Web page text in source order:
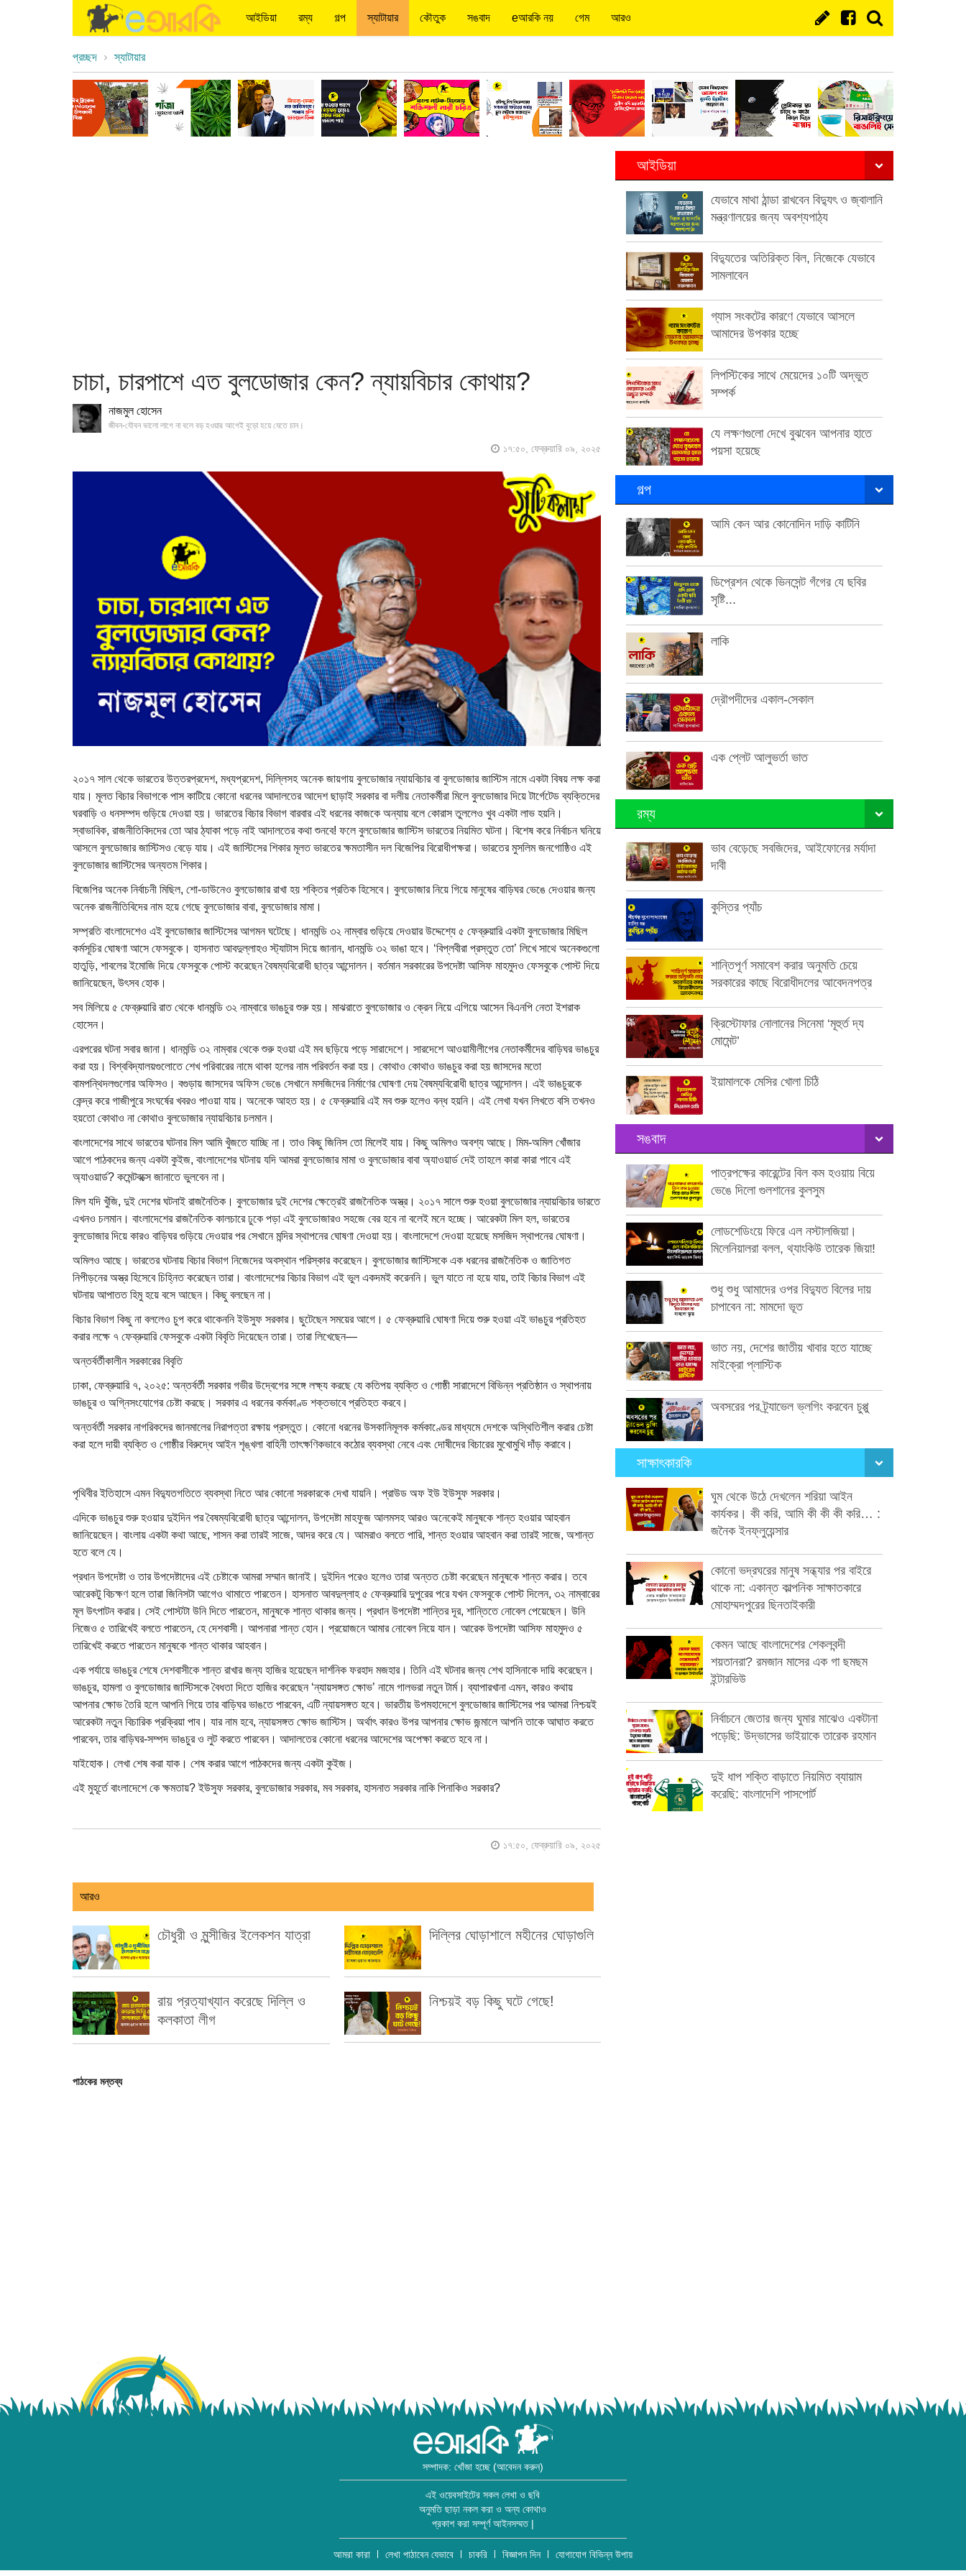
আইডিয়া রম্য গল্প স্যাটায়ার কৌতুক সঙবাদ eআরকি নয় গেম আরও
প্রচ্ছদ স্যাটায়ার
চাচা, চারপাশে এত বুলডোজার কেন? ন্যায়বিচার কোথায়?
নাজমুল হোসেন
জীবন-যৌবন ভালো লাগে না বলে বড় হওয়ার আগেই বুড়ো হয়ে যেতে চান।
১৭:৫০, ফেব্রুয়ারি ০৯, ২০২৫
২০১৭ সাল থেকে ভারতের উত্তরপ্রদেশ, মধ্যপ্রদেশ, দিল্লিসহ অনেক জায়গায় বুলডোজার ন্যায়বিচার বা বুলডোজার জাস্টিস নামে একটা বিষয় লক্ষ করা
যায়। মূলত বিচার বিভাগকে পাস কাটিয়ে কোনো ধরনের আদালতের আদেশ ছাড়াই সরকার বা দলীয় নেতাকর্মীরা মিলে বুলডোজার দিয়ে টার্গেটেড ব্যক্তিদের
ঘরবাড়ি ও ধনসম্পদ গুড়িয়ে দেওয়া হয়। ভারতের বিচার বিভাগ বারবার এই ধরনের কাজকে অন্যায় বলে কোরাস তুললেও খুব একটা লাভ হয়নি।
স্বাভাবিক, রাজনীতিবিদদের তো আর ঠ্যাকা পড়ে নাই আদালতের কথা শুনবে! ফলে বুলডোজার জাস্টিস ভারতের নিয়মিত ঘটনা। বিশেষ করে নির্বাচন ঘনিয়ে
আসলে বুলডোজার জাস্টিসও বেড়ে যায়। এই জাস্টিসের শিকার মূলত ভারতের ক্ষমতাসীন দল বিজেপির বিরোধীপক্ষরা। ভারতের মুসলিম জনগোষ্ঠিও এই
বুলডোজার জাস্টিসের অন্যতম শিকার।
বিজেপির অনেক নির্বাচনী মিছিল, শো-ডাউনেও বুলডোজার রাখা হয় শক্তির প্রতিক হিসেবে। বুলডোজার নিয়ে গিয়ে মানুষের বাড়িঘর ভেঙে দেওয়ার জন্য
অনেক রাজনীতিবিদের নাম হয়ে গেছে বুলডোজার বাবা, বুলডোজার মামা।
সম্প্রতি বাংলাদেশেও এই বুলডোজার জাস্টিসের আগমন ঘটেছে। ধানমন্ডি ৩২ নাম্বার গুড়িয়ে দেওয়ার উদ্দেশ্যে ৫ ফেব্রুয়ারি একটা বুলডোজার মিছিল
কর্মসূচির ঘোষণা আসে ফেসবুকে। হাসনাত আবদুল্লাহও স্ট্যাটাস দিয়ে জানান, ধানমন্ডি ৩২ ভাঙা হবে। ‘বিপ্লবীরা প্রস্তুত তো’ লিখে সাথে অনেকগুলো
হাতুড়ি, শাবলের ইমোজি দিয়ে ফেসবুকে পোস্ট করেছেন বৈষম্যবিরোধী ছাত্র আন্দোলন। বর্তমান সরকারের উপদেষ্টা আসিফ মাহমুদও ফেসবুকে পোস্ট দিয়ে
জানিয়েছেন, উৎসব হোক।
সব মিলিয়ে ৫ ফেব্রুয়ারি রাত থেকে ধানমন্ডি ৩২ নাম্বারে ভাঙচুর শুরু হয়। মাঝরাতে বুলডোজার ও ক্রেন নিয়ে এগিয়ে আসেন বিএনপি নেতা ইশরাক
হোসেন।
এরপরের ঘটনা সবার জানা। ধানমন্ডি ৩২ নাম্বার থেকে শুরু হওয়া এই মব ছড়িয়ে পড়ে সারাদেশে। সারদেশে আওয়ামীলীগের নেতাকর্মীদের বাড়িঘর ভাঙচুর
করা হয়। বিশ্ববিদ্যালয়গুলোতে শেখ পরিবারের নামে থাকা হলের নাম পরিবর্তন করা হয়। কোথাও কোথাও ভাঙচুর করা হয় জাসদের মতো
বামপন্থিদলগুলোর অফিসও। বগুড়ায় জাসদের অফিস ভেঙে সেখানে মসজিদের নির্মাণের ঘোষণা দেয় বৈষম্যবিরোধী ছাত্র আন্দোলন। এই ভাঙচুরকে
কেন্দ্র করে গাজীপুরে সংঘর্ষের খবরও পাওয়া যায়। অনেকে আহত হয়। ৫ ফেব্রুয়ারি এই মব শুরু হলেও বন্ধ হয়নি। এই লেখা যখন লিখতে বসি তখনও
হয়তো কোথাও না কোথাও বুলডোজার ন্যায়বিচার চলমান।
বাংলাদেশের সাথে ভারতের ঘটনার মিল আমি খুঁজতে যাচ্ছি না। তাও কিছু জিনিস তো মিলেই যায়। কিছু অমিলও অবশ্য আছে। মিম-অমিল খোঁজার
আগে পাঠকদের জন্য একটা কুইজ, বাংলাদেশের ঘটনায় যদি আমরা বুলডোজার মামা ও বুলডোজার বাবা অ্যাওয়ার্ড দেই তাহলে কারা কারা পাবে এই
অ্যাওয়ার্ড? কমেন্টবক্সে জানাতে ভুলবেন না।
মিল যদি খুঁজি, দুই দেশের ঘটনাই রাজনৈতিক। বুলডোজার দুই দেশের ক্ষেত্রেই রাজনৈতিক অস্ত্র। ২০১৭ সালে শুরু হওয়া বুলডোজার ন্যায়বিচার ভারতে
এখনও চলমান। বাংলাদেশের রাজনৈতিক কালচারে ঢুকে পড়া এই বুলডোজারও সহজে বের হবে না বলেই মনে হচ্ছে। আরেকটা মিল হল, ভারতের
বুলডোজার দিয়ে কারও বাড়িঘর গুড়িয়ে দেওয়ার পর সেখানে মন্দির স্থাপনের ঘোষণা দেওয়া হয়। বাংলাদেশে দেওয়া হয়েছে মসজিদ স্থাপনের ঘোষণা।
অমিলও আছে। ভারতের ঘটনায় বিচার বিভাগ নিজেদের অবস্থান পরিস্কার করেছেন। বুলডোজার জাস্টিসকে এক ধরনের রাজনৈতিক ও জাতিগত
নিপীড়নের অস্ত্র হিসেবে চিহ্নিত করেছেন তারা। বাংলাদেশের বিচার বিভাগ এই ভুল একদমই করেননি। ভুল যাতে না হয়ে যায়, তাই বিচার বিভাগ এই
ঘটনায় আপাতত হিমু হয়ে বসে আছেন। কিছু বলছেন না।
বিচার বিভাগ কিছু না বললেও চুপ করে থাকেননি ইউসুফ সরকার। ছুটেছেন সময়ের আগে। ৫ ফেব্রুয়ারি ঘোষণা দিয়ে শুরু হওয়া এই ভাঙচুর প্রতিহত
করার লক্ষে ৭ ফেব্রুয়ারি ফেসবুকে একটা বিবৃতি দিয়েছেন তারা। তারা লিখেছেন—
অন্তর্বর্তীকালীন সরকারের বিবৃতি
ঢাকা, ফেব্রুয়ারি ৭, ২০২৫: অন্তর্বর্তী সরকার গভীর উদ্বেগের সঙ্গে লক্ষ্য করছে যে কতিপয় ব্যক্তি ও গোষ্ঠী সারাদেশে বিভিন্ন প্রতিষ্ঠান ও স্থাপনায়
ভাঙচুর ও অগ্নিসংযোগের চেষ্টা করছে। সরকার এ ধরনের কর্মকাণ্ড শক্তভাবে প্রতিহত করবে।
অন্তর্বর্তী সরকার নাগরিকদের জানমালের নিরাপত্তা রক্ষায় প্রস্তুত। কোনো ধরনের উসকানিমূলক কর্মকাণ্ডের মাধ্যমে দেশকে অস্থিতিশীল করার চেষ্টা
করা হলে দায়ী ব্যক্তি ও গোষ্ঠীর বিরুদ্ধে আইন শৃঙ্খলা বাহিনী তাৎক্ষণিকভাবে কঠোর ব্যবস্থা নেবে এবং দোষীদের বিচারের মুখোমুখি দাঁড় করাবে।
পৃথিবীর ইতিহাসে এমন বিদ্যুতগতিতে ব্যবস্থা নিতে আর কোনো সরকারকে দেখা যায়নি। প্রাউড অফ ইউ ইউসুফ সরকার।
এদিকে ভাঙচুর শুরু হওয়ার দুইদিন পর বৈষম্যবিরোধী ছাত্র আন্দোলন, উপদেষ্টা মাহফুজ আলমসহ আরও অনেকেই মানুষকে শান্ত হওয়ার আহবান
জানিয়েছেন। বাংলায় একটা কথা আছে, শাসন করা তারই সাজে, আদর করে যে। আমরাও বলতে পারি, শান্ত হওয়ার আহবান করা তারই সাজে, অশান্ত
হতে বলে যে।
প্রধান উপদেষ্টা ও তার উপদেষ্টাদের এই চেষ্টাকে আমরা সম্মান জানাই। দুইদিন পরেও হলেও তারা অন্তত চেষ্টা করেছেন মানুষকে শান্ত করার। তবে
আরেকটু বিচক্ষণ হলে তারা জিনিসটা আগেও থামাতে পারতেন। হাসনাত আবদুল্লাহ ৫ ফেব্রুয়ারি দুপুরের পরে যখন ফেসবুকে পোস্ট দিলেন, ৩২ নাম্বারের
মূল উৎপাটন করার। সেই পোস্টটা উনি দিতে পারতেন, মানুষকে শান্ত থাকার জন্য। প্রধান উপদেষ্টা শান্তির দূর, শান্তিতে নোবেল পেয়েছেন। উনি
নিজেও ৫ তারিখেই বলতে পারতেন, হে দেশবাসী। আপনারা শান্ত হোন। প্রয়োজনে আমার নোবেল নিয়ে যান। আরেক উপদেষ্টা আসিফ মাহমুদও ৫
তারিখেই করতে পারতেন মানুষকে শান্ত থাকার আহবান।
এক পর্যায়ে ভাঙচুর শেষে দেশবাসীকে শান্ত রাখার জন্য হাজির হয়েছেন দার্শনিক ফরহাদ মজহার। তিনি এই ঘটনার জন্য শেখ হাসিনাকে দায়ি করেছেন।
ভাঙচুর, হামলা ও বুলডোজার জাস্টিসকে বৈধতা দিতে হাজির করেছেন ‘ন্যায়সঙ্গত ক্ষোভ’ নামে গালভরা নতুন টার্ম। ব্যাপারখানা এমন, কারও কথায়
আপনার ক্ষোভ তৈরি হলে আপনি গিয়ে তার বাড়িঘর ভাঙতে পারবেন, এটি ন্যায়সঙ্গত হবে। ভারতীয় উপমহাদেশে বুলডোজার জাস্টিসের পর আমরা নিশ্চয়ই
আরেকটা নতুন বিচারিক প্রক্রিয়া পাব। যার নাম হবে, ন্যায়সঙ্গত ক্ষোভ জাস্টিস। অর্থাৎ কারও উপর আপনার ক্ষোভ জন্মালে আপনি তাকে আঘাত করতে
পারবেন, তার বাড়িঘর-সম্পদ ভাঙচুর ও লুট করতে পারবেন। আদালতের কোনো ধরনের আদেশের অপেক্ষা করতে হবে না।
যাইহোক। লেখা শেষ করা যাক। শেষ করার আগে পাঠকদের জন্য একটা কুইজ।
এই মুহূর্তে বাংলাদেশে কে ক্ষমতায়? ইউসুফ সরকার, বুলডোজার সরকার, মব সরকার, হাসনাত সরকার নাকি পিনাকিও সরকার?
১৭:৫০, ফেব্রুয়ারি ০৯, ২০২৫
আরও
চৌধুরী ও মুন্সীজির ইলেকশন যাত্রা
রায় প্রত্যাখ্যান করেছে দিল্লি ও
কলকাতা লীগ
দিল্লির ঘোড়াশালে মহীনের ঘোড়াগুলি
নিশ্চয়ই বড় কিছু ঘটে গেছে!
পাঠকের মন্তব্য
আইডিয়া
যেভাবে মাথা ঠান্ডা রাখবেন বিদ্যুৎ ও জ্বালানি
মন্ত্রণালয়ের জন্য অবশ্যপাঠ্য
বিদ্যুতের অতিরিক্ত বিল, নিজেকে যেভাবে
সামলাবেন
গ্যাস সংকটের কারণে যেভাবে আসলে
আমাদের উপকার হচ্ছে
লিপস্টিকের সাথে মেয়েদের ১০টি অদ্ভুত
সম্পর্ক
যে লক্ষণগুলো দেখে বুঝবেন আপনার হাতে
পয়সা হয়েছে
গল্প
আমি কেন আর কোনোদিন দাড়ি কাটিনি
ডিপ্রেশন থেকে ভিনসেন্ট গঁগের যে ছবির
সৃষ্টি...
লাকি
দ্রৌপদীদের একাল-সেকাল
এক প্লেট আলুভর্তা ভাত
রম্য
ভাব বেড়েছে সবজিদের, আইফোনের মর্যাদা
দাবী
কুস্তির প্যাঁচ
শান্তিপূর্ণ সমাবেশ করার অনুমতি চেয়ে
সরকারের কাছে বিরোধীদলের আবেদনপত্র
ক্রিস্টোফার নোলানের সিনেমা ‘মূহুর্ত দ্য
মোমেন্ট’
ইয়ামালকে মেসির খোলা চিঠি
সঙবাদ
পাত্রপক্ষের কারেন্টের বিল কম হওয়ায় বিয়ে
ভেঙে দিলো গুলশানের কুলসুম
লোডশেডিংয়ে ফিরে এল নস্টালজিয়া।
মিলেনিয়ালরা বলল, থ্যাংকিউ তারেক জিয়া!
শুধু শুধু আমাদের ওপর বিদ্যুত বিলের দায়
চাপাবেন না: মামদো ভূত
ভাত নয়, দেশের জাতীয় খাবার হতে যাচ্ছে
মাইক্রো প্লাস্টিক
অবসরের পর ট্র্যাভেল ভ্লগিং করবেন চুপ্পু
সাক্ষাৎকারকি
ঘুম থেকে উঠে দেখলেন শরিয়া আইন
কার্যকর। কী করি, আমি কী কী কী করি… :
জনৈক ইনফ্লুয়েন্সার
কোনো ভদ্রঘরের মানুষ সন্ধ্যার পর বাইরে
থাকে না: একান্ত কাল্পনিক সাক্ষাতকারে
মোহাম্মদপুরের ছিনতাইকারী
কেমন আছে বাংলাদেশের শেকলবন্দী
শয়তানরা? রমজান মাসের এক গা ছমছম
ইন্টারভিউ
নির্বাচনে জেতার জন্য ঘুমার মাঝেও একটানা
পড়েছি: উদ্ভাসের ভাইয়াকে তারেক রহমান
দুই ধাপ শক্তি বাড়াতে নিয়মিত ব্যায়াম
করেছি: বাংলাদেশি পাসপোর্ট
সম্পাদক: খোঁজা হচ্ছে (আবেদন করুন)
এই ওয়েবসাইটের সকল লেখা ও ছবি
অনুমতি ছাড়া নকল করা ও অন্য কোথাও
প্রকাশ করা সম্পূর্ণ আইনসম্মত |
আমরা কারা লেখা পাঠাবেন যেভাবে চাকরি বিজ্ঞাপন দিন যোগাযোগ বিভিন্ন উপায়